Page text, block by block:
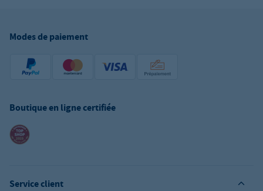
Modes de paiement
Boutique en ligne certifiée
Service client